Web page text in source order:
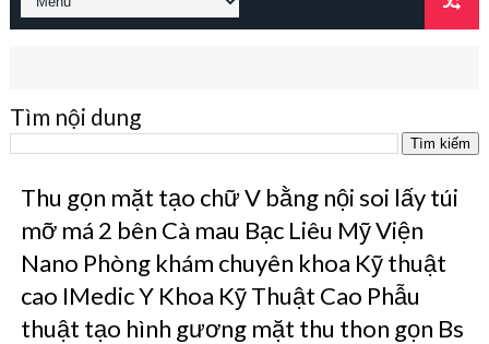
Tìm nội dung
Thu gọn mặt tạo chữ V bằng nội soi lấy túi
mỡ má 2 bên Cà mau Bạc Liêu Mỹ Viện
Nano Phòng khám chuyên khoa Kỹ thuật
cao IMedic Y Khoa Kỹ Thuật Cao Phẫu
thuật tạo hình gương mặt thu thon gọn Bs